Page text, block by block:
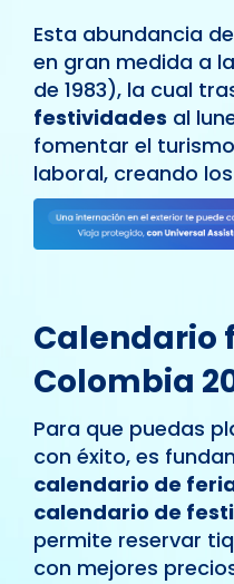
Esta abundancia de
en gran medida a la
de 1983), la cual
festividades al
fomentar el
laboral, creando
Calendario
Colombia
Para que puedas
con éxito, es
calendario de
calendario de
permite reservar
con mejores